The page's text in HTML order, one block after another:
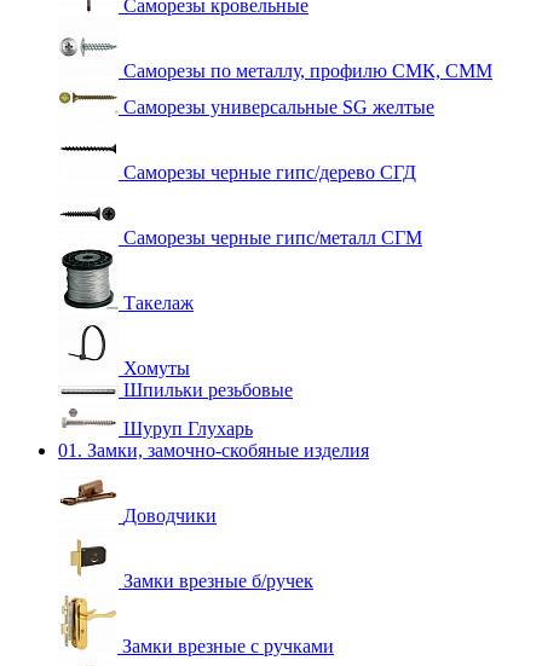
Саморезы кровельные
Саморезы по металлу, профилю СМК, СММ
Саморезы универсальные SG желтые
Саморезы черные гипс/дерево СГД
Саморезы черные гипс/металл СГМ
Такелаж
Хомуты
Шпильки резьбовые
Шуруп Глухарь
01. Замки, замочно-скобяные изделия
Доводчики
Замки врезные б/ручек
Замки врезные с ручками